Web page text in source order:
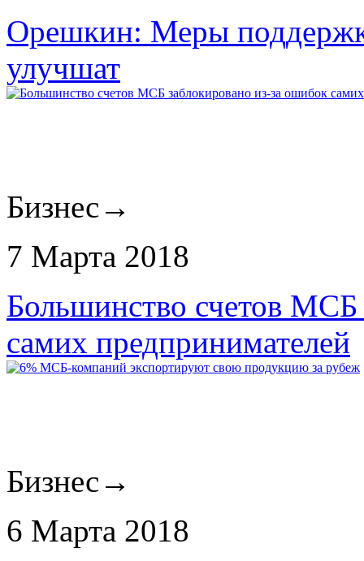
Орешкин: Меры
улучшат
Бизнес →
7 Марта 2018
Большинство счетов МСБ
самих предпринимателей
Бизнес →
6 Марта 2018